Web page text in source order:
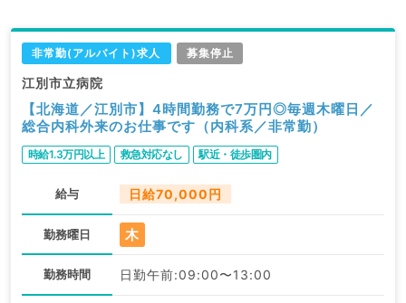
非常勤(アルバイト)求人 募集停止
江別市立病院
【北海道／江別市】4時間勤務で7万円◎毎週木曜日／
総合内科外来のお仕事です（内科系／非常勤）
時給1.3万円以上 救急対応なし 駅近・徒歩圏内
給与 日給70,000円
勤務曜日 木
勤務時間 日勤午前:09:00〜13:00